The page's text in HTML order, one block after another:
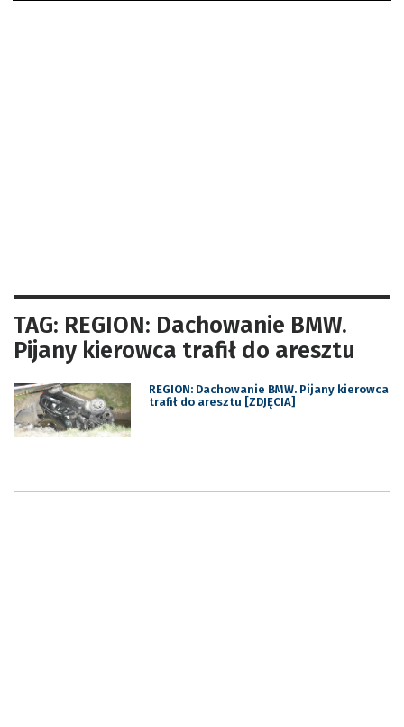
TAG: REGION: Dachowanie BMW.
Pijany kierowca trafił do aresztu
REGION: Dachowanie BMW. Pijany kierowca
trafił do aresztu [ZDJĘCIA]